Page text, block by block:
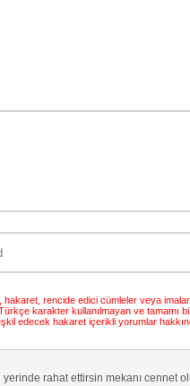
hakaret, rencide edici cümleler veya
karakter kullanılmayan ve tamamı
edecek hakaret içerikli yorumlar
rahat ettirsin mekanı cennet